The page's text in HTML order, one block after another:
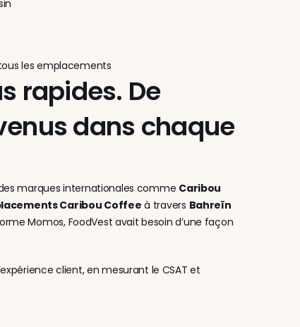
les emplacements
rapides. De
dans chaque
marques internationales comme Caribou
Caribou Coffee à travers Bahreïn
Momos, FoodVest avait besoin d’une façon